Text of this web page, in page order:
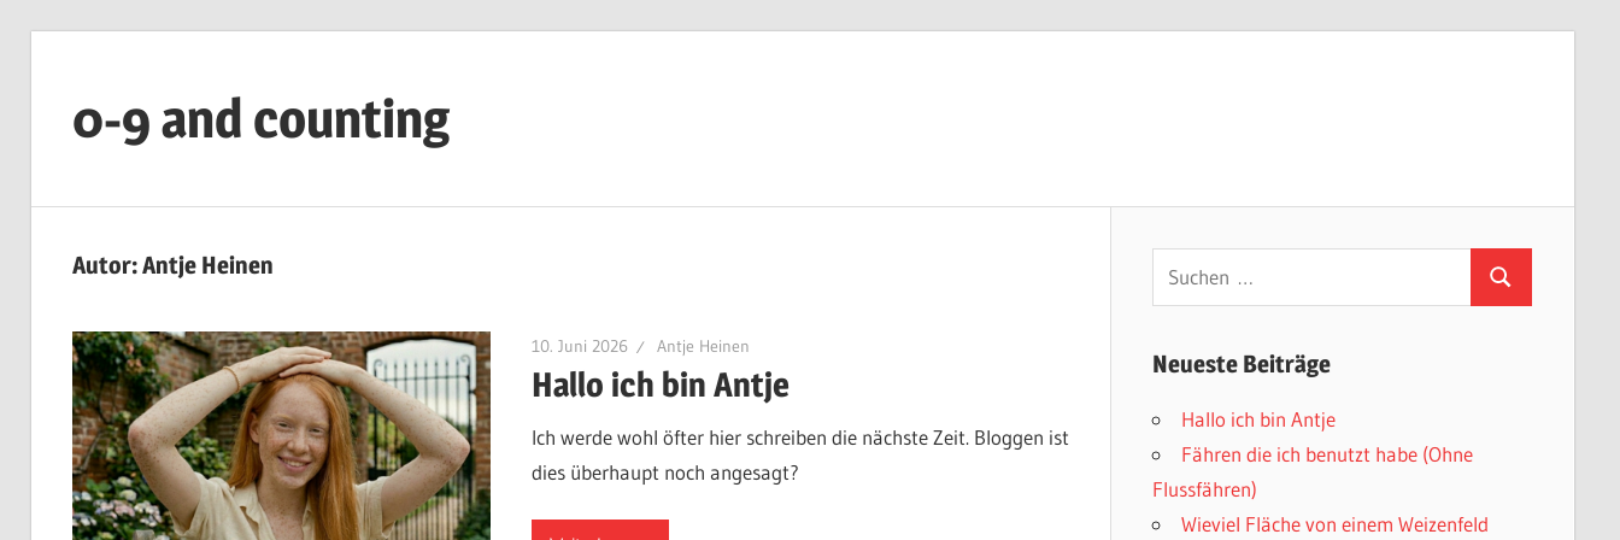
springen0-9 and counting
Nuncius
Autor:Antje Heinen
10. Juni 2026 Antje Heinen
Hallo ich bin Antje
Ich werde wohl öfter hier schreiben die nächste Zeit. Bloggen ist
dies überhaupt noch angesagt?
Suchen
nach:
Suchen
Neueste Beiträge
Hallo ich bin Antje
Fähren die ich benutzt habe (Ohne
Flussfähren)
Wieviel Fläche von einem Weizenfeld